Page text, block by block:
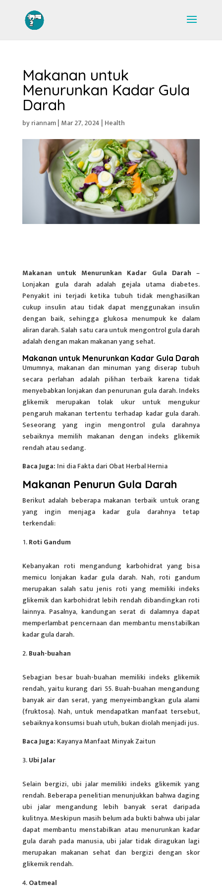
Makanan untuk
Menurunkan Kadar Gula
Darah
byriannam| Mar 27, 2024 | Health
Makanan untuk Menurunkan Kadar Gula Darah–
Lonjakan gula darah adalah gejala utama diabetes.
Penyakit ini terjadi ketika tubuh tidak menghasilkan
cukup insulin atau tidak dapat menggunakan insulin
dengan baik, sehingga glukosa menumpuk ke dalam
aliran darah. Salah satu cara untuk mengontrol gula darah
adalah dengan makan makanan yang sehat.
Makanan untuk Menurunkan Kadar Gula Darah
Umumnya, makanan dan minuman yang diserap tubuh
secara perlahan adalah pilihan terbaik karena tidak
menyebabkan lonjakan dan penurunan gula darah. Indeks
glikemik merupakan tolak ukur untuk mengukur
pengaruh makanan tertentu terhadap kadar gula darah.
Seseorang yang ingin mengontrol gula darahnya
sebaiknya memilih makanan dengan indeks glikemik
rendah atau sedang.
Baca Juga: Ini dia Fakta dari Obat Herbal Hernia
Makanan Penurun Gula Darah
Berikut adalah beberapa makanan terbaik untuk orang
yang ingin menjaga kadar gula darahnya tetap
terkendali:
Roti Gandum
Kebanyakan roti mengandung karbohidrat yang bisa
memicu lonjakan kadar gula darah. Nah, roti gandum
merupakan salah satu jenis roti yang memiliki indeks
glikemik dan karbohidrat lebih rendah dibandingkan roti
lainnya. Pasalnya, kandungan serat di dalamnya dapat
memperlambat pencernaan dan membantu menstabilkan
kadar gula darah.
Buah-buahan
Sebagian besar buah-buahan memiliki indeks glikemik
rendah, yaitu kurang dari 55. Buah-buahan mengandung
banyak air dan serat, yang menyeimbangkan gula alami
(fruktosa). Nah, untuk mendapatkan manfaat tersebut,
sebaiknya konsumsi buah utuh, bukan diolah menjadi jus.
Baca Juga: Kayanya Manfaat Minyak Zaitun
Ubi Jalar
Selain bergizi, ubi jalar memiliki indeks glikemik yang
rendah. Beberapa penelitian menunjukkan bahwa daging
ubi jalar mengandung lebih banyak serat daripada
kulitnya. Meskipun masih belum ada bukti bahwa ubi jalar
dapat membantu menstabilkan atau menurunkan kadar
gula darah pada manusia, ubi jalar tidak diragukan lagi
merupakan makanan sehat dan bergizi dengan skor
glikemik rendah.
Oatmeal